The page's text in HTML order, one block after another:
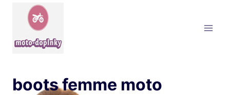
boots femme moto